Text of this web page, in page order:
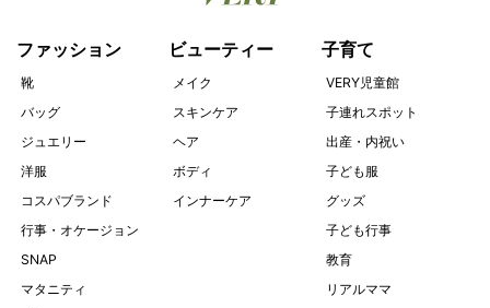
ファッション
靴
バッグ
ジュエリー
洋服
コスパブランド
行事・オケージョン
SNAP
マタニティ
ビューティー
メイク
スキンケア
ヘア
ボディ
インナーケア
子育て
VERY児童館
子連れスポット
出産・内祝い
子ども服
グッズ
子ども行事
教育
リアルママ